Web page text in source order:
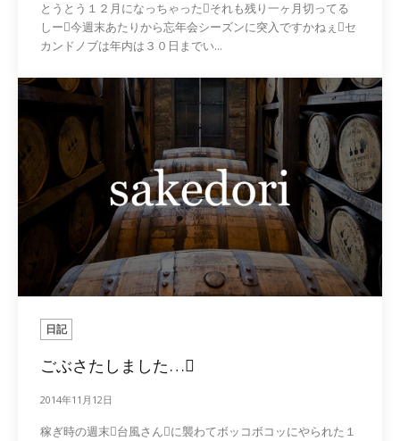
とうとう１２月になっちゃったそれも残り一ヶ月切ってる
しー今週末あたりから忘年会シーズンに突入ですかねぇセ
カンドノブは年内は３０日までい...
日記
ごぶさたしました…
2014年11月12日
稼ぎ時の週末台風さんに襲わてボッコボコッにやられた１